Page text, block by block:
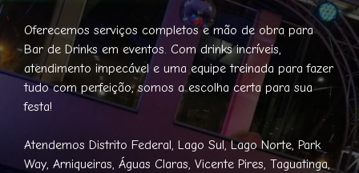
Oferecemos serviços completos e mão de obra para
Bar de Drinks em eventos. Com drinks incríveis,
atendimento impecável e uma equipe treinada para fazer
tudo com perfeição, somos a escolha certa para sua
festa!
Atendemos Distrito Federal, Lago Sul, Lago Norte, Park
Way, Arniqueiras, Águas Claras, Vicente Pires, Taguatinga,